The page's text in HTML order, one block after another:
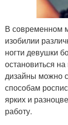
В современном
изобилии
ногти девушки
остановиться
дизайны можно
способам
ярких и
работу.